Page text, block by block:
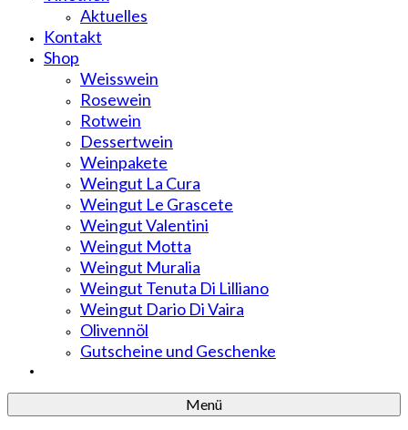
Aktuelles
Kontakt
Shop
Weisswein
Rosewein
Rotwein
Dessertwein
Weinpakete
Weingut La Cura
Weingut Le Grascete
Weingut Valentini
Weingut Motta
Weingut Muralia
Weingut Tenuta Di Lilliano
Weingut Dario Di Vaira
Olivennöl
Gutscheine und Geschenke
Menü